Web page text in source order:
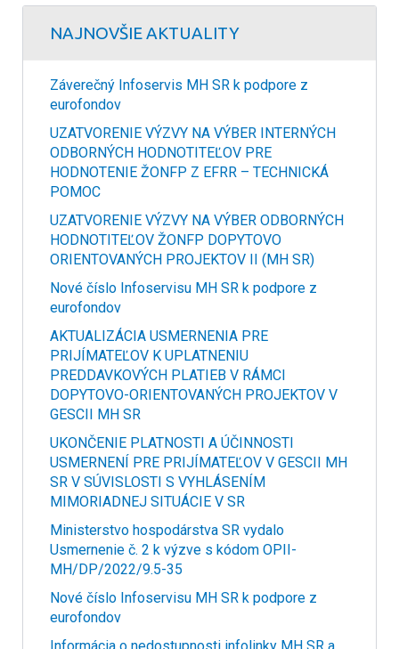
NAJNOVŠIE AKTUALITY
Záverečný Infoservis MH SR k podpore z
eurofondov
UZATVORENIE VÝZVY NA VÝBER INTERNÝCH
ODBORNÝCH HODNOTITEĽOV PRE
HODNOTENIE ŽONFP Z EFRR – TECHNICKÁ
POMOC
UZATVORENIE VÝZVY NA VÝBER ODBORNÝCH
HODNOTITEĽOV ŽONFP DOPYTOVO
ORIENTOVANÝCH PROJEKTOV II (MH SR)
Nové číslo Infoservisu MH SR k podpore z
eurofondov
AKTUALIZÁCIA USMERNENIA PRE
PRIJÍMATEĽOV K UPLATNENIU
PREDDAVKOVÝCH PLATIEB V RÁMCI
DOPYTOVO-ORIENTOVANÝCH PROJEKTOV V
GESCII MH SR
UKONČENIE PLATNOSTI A ÚČINNOSTI
USMERNENÍ PRE PRIJÍMATEĽOV V GESCII MH
SR V SÚVISLOSTI S VYHLÁSENÍM
MIMORIADNEJ SITUÁCIE V SR
Ministerstvo hospodárstva SR vydalo
Usmernenie č. 2 k výzve s kódom OPII-
MH/DP/2022/9.5-35
Nové číslo Infoservisu MH SR k podpore z
eurofondov